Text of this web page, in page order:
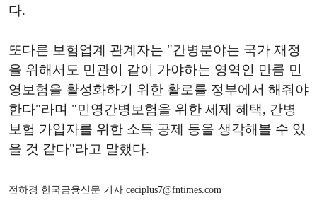
다.
또다른 보험업계 관계자는 "간병분야는 국가 재정
을 위해서도 민관이 같이 가야하는 영역인 만큼 민
영보험을 활성화하기 위한 활로를 정부에서 해줘야
한다"라며 "민영간병보험을 위한 세제 혜택, 간병
보험 가입자를 위한 소득 공제 등을 생각해볼 수 있
을 것 같다"라고 말했다.
전하경 한국금융신문 기자 ceciplus7@fntimes.com